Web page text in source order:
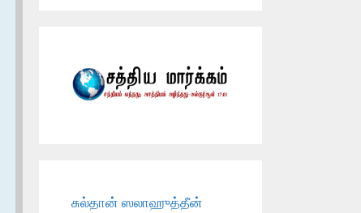
சுல்தான் ஸலாஹுத்தீன்